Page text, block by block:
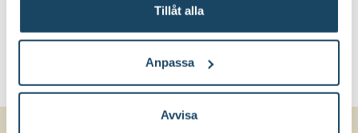
Tillåt alla
Anpassa
Avvisa